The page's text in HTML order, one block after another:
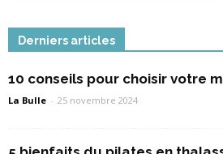
Derniers articles
10 conseils pour choisir votre
La Bulle - 25 novembre 2024